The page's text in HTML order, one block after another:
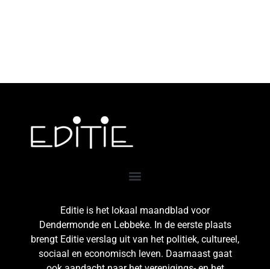
Editie is het lokaal maandblad voor
Dendermonde en Lebbeke. In de eerste plaats
brengt Editie verslag uit van het politiek, cultureel,
sociaal en economisch leven. Daarnaast gaat